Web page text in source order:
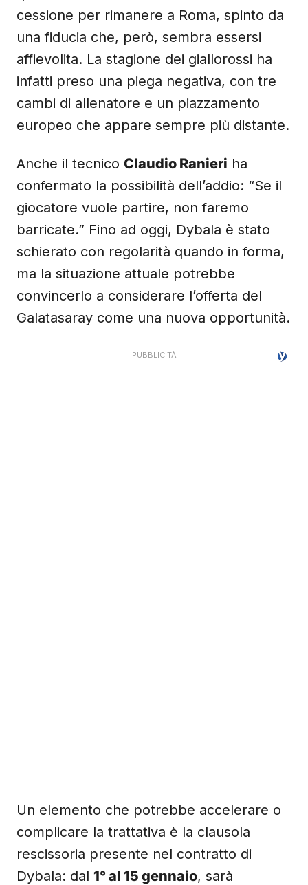
cessione per rimanere a Roma, spinto da
una fiducia che, però, sembra essersi
affievolita. La stagione dei giallorossi ha
infatti preso una piega negativa, con tre
cambi di allenatore e un piazzamento
europeo che appare sempre più distante.
Anche il tecnico Claudio Ranieri ha
confermato la possibilità dell’addio: “Se il
giocatore vuole partire, non faremo
barricate.” Fino ad oggi, Dybala è stato
schierato con regolarità quando in forma,
ma la situazione attuale potrebbe
convincerlo a considerare l’offerta del
Galatasaray come una nuova opportunità.
Un elemento che potrebbe accelerare o
complicare la trattativa è la clausola
rescissoria presente nel contratto di
Dybala: dal 1° al 15 gennaio, sarà